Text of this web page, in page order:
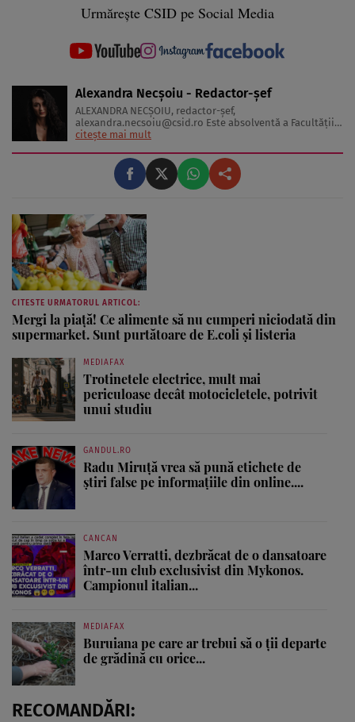
Urmărește CSID pe Social Media
Alexandra Necșoiu - Redactor-șef
ALEXANDRA NECŞOIU, redactor-șef,
alexandra.necsoiu@csid.ro Este absolventă a Facultăţii
de Jurnalism şi Ştiinţele Comunicării şi deţine o diplomă
Iubeşte să scrie şi nu se vede făcând altceva, acesta fiind
visul ei încă de pe ...
citește mai mult
CITESTE URMATORUL ARTICOL:
Mergi la piață! Ce alimente să nu cumperi niciodată din
supermarket. Sunt purtătoare de E.coli și listeria
MEDIAFAX
Trotinetele electrice, mult mai
periculoase decât motocicletele, potrivit
unui studiu
GANDUL.RO
Radu Miruţă vrea să pună etichete de
știri false pe informațiile din online....
CANCAN
Marco Verratti, dezbrăcat de o dansatoare
într-un club exclusivist din Mykonos.
Campionul italian...
MEDIAFAX
Buruiana pe care ar trebui să o ții departe
de grădină cu orice...
RECOMANDĂRI: